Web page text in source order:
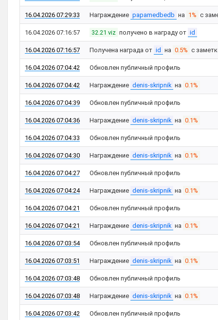
16.04.2026 07:29:33 Награждение papamedbedb на 1% с
16.04.2026 07:16:57 32.21 viz получено в награду от id
16.04.2026 07:16:57 Получена награда от id на 0.5% с
16.04.2026 07:04:42 Обновлен публичный профиль
16.04.2026 07:04:42 Награждение denis-skripnik на 0.1%
16.04.2026 07:04:39 Обновлен публичный профиль
16.04.2026 07:04:36 Награждение denis-skripnik на 0.1%
16.04.2026 07:04:33 Обновлен публичный профиль
16.04.2026 07:04:30 Награждение denis-skripnik на 0.1%
16.04.2026 07:04:27 Обновлен публичный профиль
16.04.2026 07:04:24 Награждение denis-skripnik на 0.1%
16.04.2026 07:04:21 Обновлен публичный профиль
16.04.2026 07:04:21 Награждение denis-skripnik на 0.1%
16.04.2026 07:03:54 Обновлен публичный профиль
16.04.2026 07:03:51 Награждение denis-skripnik на 0.1%
16.04.2026 07:03:48 Обновлен публичный профиль
16.04.2026 07:03:48 Награждение denis-skripnik на 0.1%
16.04.2026 07:03:42 Обновлен публичный профиль